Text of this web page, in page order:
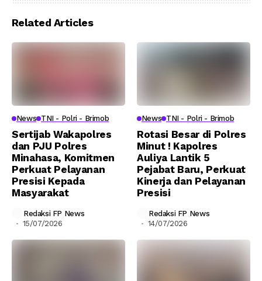
Related Articles
News TNI - Polri - Brimob
Sertijab Wakapolres
dan PJU Polres
Minahasa, Komitmen
Perkuat Pelayanan
Presisi Kepada
Masyarakat
Redaksi FP News
15/07/2026
News TNI - Polri - Brimob
Rotasi Besar di Polres
Minut ! Kapolres
Auliya Lantik 5
Pejabat Baru, Perkuat
Kinerja dan Pelayanan
Presisi
Redaksi FP News
14/07/2026